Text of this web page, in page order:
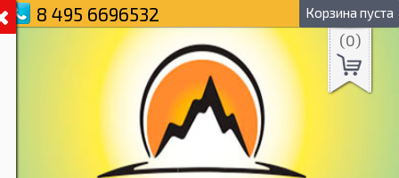
8 495 6696532 Корзина пуста
(0)